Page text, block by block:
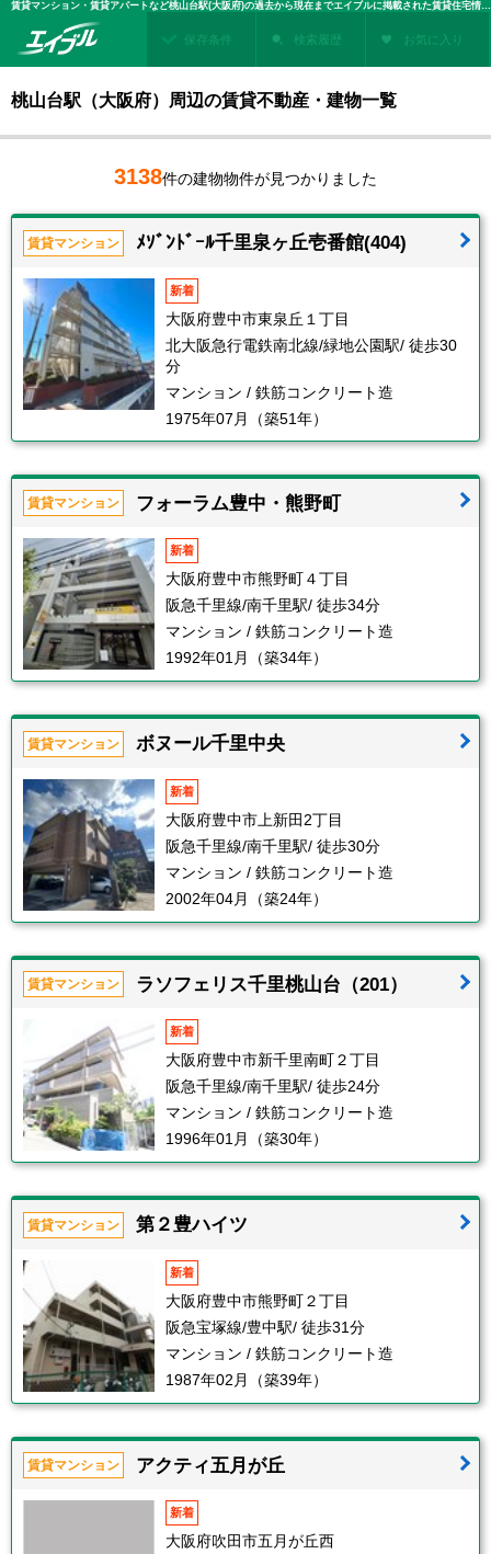
賃貸マンション・賃貸アパートなど桃山台駅(大阪府)の過去から現在までエイブルに掲載された賃貸住宅情報・建物情報を検索！不動産賃貸を探すなら、お部屋探しのエイブル
保存条件 検索履歴 お気に入り
桃山台駅（大阪府）周辺の賃貸不動産・建物一覧
3138件の建物物件が見つかりました
賃貸マンション ﾒｿﾞﾝﾄﾞｰﾙ千里泉ヶ丘壱番館(404)
新着
大阪府豊中市東泉丘１丁目
北大阪急行電鉄南北線/緑地公園駅/ 徒歩30
分
マンション / 鉄筋コンクリート造
1975年07月（築51年）
賃貸マンション フォーラム豊中・熊野町
新着
大阪府豊中市熊野町４丁目
阪急千里線/南千里駅/ 徒歩34分
マンション / 鉄筋コンクリート造
1992年01月（築34年）
賃貸マンション ボヌール千里中央
新着
大阪府豊中市上新田2丁目
阪急千里線/南千里駅/ 徒歩30分
マンション / 鉄筋コンクリート造
2002年04月（築24年）
賃貸マンション ラソフェリス千里桃山台（201）
新着
大阪府豊中市新千里南町２丁目
阪急千里線/南千里駅/ 徒歩24分
マンション / 鉄筋コンクリート造
1996年01月（築30年）
賃貸マンション 第２豊ハイツ
新着
大阪府豊中市熊野町２丁目
阪急宝塚線/豊中駅/ 徒歩31分
マンション / 鉄筋コンクリート造
1987年02月（築39年）
賃貸マンション アクティ五月が丘
新着
大阪府吹田市五月が丘西